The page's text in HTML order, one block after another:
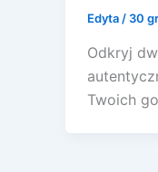
Edyta / 30
Odkryj
Twoich